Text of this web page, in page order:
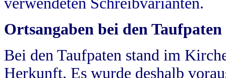
Ortsangaben bei den Taufpaten
Bei den Taufpaten stand im
Herkunft. Es wurde deshalb